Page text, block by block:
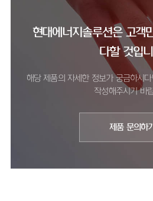
현대에너지솔루션은 고객
다할 것입
해당 제품의 자세한 정보가 궁금하시
작성해주시기 바
제품 문의하기